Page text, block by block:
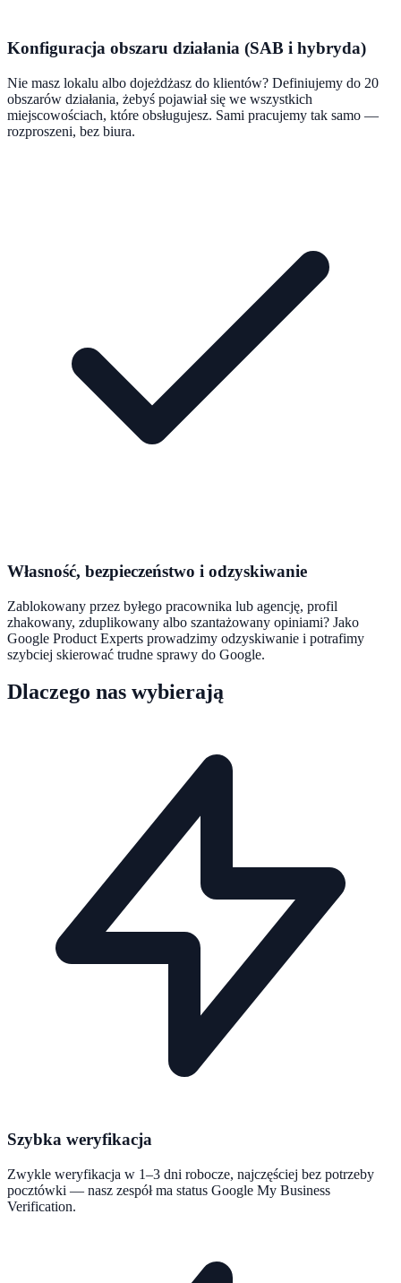
Konfiguracja obszaru działania (SAB i hybryda)
Nie masz lokalu albo dojeżdżasz do klientów? Definiujemy do 20
obszarów działania, żebyś pojawiał się we wszystkich
miejscowościach, które obsługujesz. Sami pracujemy tak samo —
rozproszeni, bez biura.
Własność, bezpieczeństwo i odzyskiwanie
Zablokowany przez byłego pracownika lub agencję, profil
zhakowany, zduplikowany albo szantażowany opiniami? Jako
Google Product Experts prowadzimy odzyskiwanie i potrafimy
szybciej skierować trudne sprawy do Google.
Dlaczego nas wybierają
Szybka weryfikacja
Zwykle weryfikacja w 1–3 dni robocze, najczęściej bez potrzeby
pocztówki — nasz zespół ma status Google My Business
Verification.